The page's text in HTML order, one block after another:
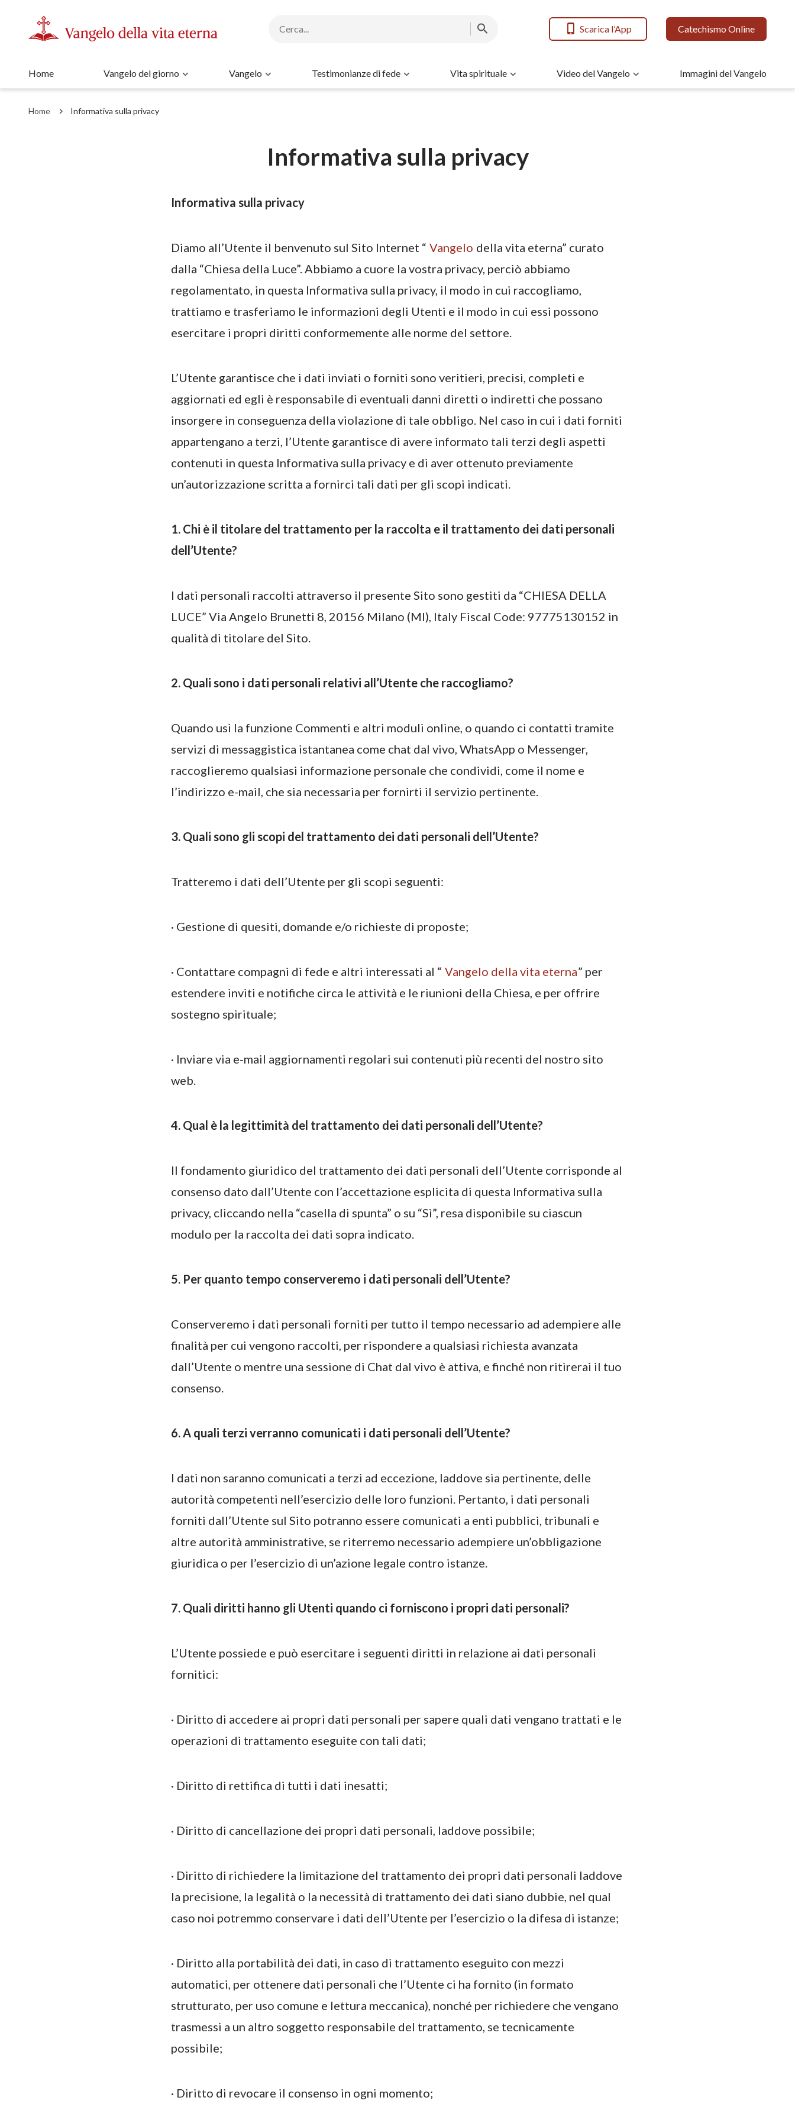
Scarica l’App Catechismo Online
Home Vangelo del giorno Vangelo Testimonianze di fede Vita spirituale Video del Vangelo Immagini del Vangelo
Home Informativa sulla privacy
Informativa sulla privacy
Informativa sulla privacy
Diamo all’Utente il benvenuto sul Sito Internet “ Vangelo della vita eterna” curato
dalla “Chiesa della Luce”. Abbiamo a cuore la vostra privacy, perciò abbiamo
regolamentato, in questa Informativa sulla privacy, il modo in cui raccogliamo,
trattiamo e trasferiamo le informazioni degli Utenti e il modo in cui essi possono
esercitare i propri diritti conformemente alle norme del settore.
L’Utente garantisce che i dati inviati o forniti sono veritieri, precisi, completi e
aggiornati ed egli è responsabile di eventuali danni diretti o indiretti che possano
insorgere in conseguenza della violazione di tale obbligo. Nel caso in cui i dati forniti
appartengano a terzi, l’Utente garantisce di avere informato tali terzi degli aspetti
contenuti in questa Informativa sulla privacy e di aver ottenuto previamente
un’autorizzazione scritta a fornirci tali dati per gli scopi indicati.
1. Chi è il titolare del trattamento per la raccolta e il trattamento dei dati personali
dell’Utente?
I dati personali raccolti attraverso il presente Sito sono gestiti da “CHIESA DELLA
LUCE” Via Angelo Brunetti 8, 20156 Milano (MI), Italy Fiscal Code: 97775130152 in
qualità di titolare del Sito.
2. Quali sono i dati personali relativi all’Utente che raccogliamo?
Quando usi la funzione Commenti e altri moduli online, o quando ci contatti tramite
servizi di messaggistica istantanea come chat dal vivo, WhatsApp o Messenger,
raccoglieremo qualsiasi informazione personale che condividi, come il nome e
l’indirizzo e-mail, che sia necessaria per fornirti il servizio pertinente.
3. Quali sono gli scopi del trattamento dei dati personali dell’Utente?
Tratteremo i dati dell’Utente per gli scopi seguenti:
· Gestione di quesiti, domande e/o richieste di proposte;
· Contattare compagni di fede e altri interessati al “ Vangelo della vita eterna” per
estendere inviti e notifiche circa le attività e le riunioni della Chiesa, e per offrire
sostegno spirituale;
· Inviare via e-mail aggiornamenti regolari sui contenuti più recenti del nostro sito
web.
4. Qual è la legittimità del trattamento dei dati personali dell’Utente?
Il fondamento giuridico del trattamento dei dati personali dell’Utente corrisponde al
consenso dato dall’Utente con l’accettazione esplicita di questa Informativa sulla
privacy, cliccando nella “casella di spunta” o su “Sì”, resa disponibile su ciascun
modulo per la raccolta dei dati sopra indicato.
5. Per quanto tempo conserveremo i dati personali dell’Utente?
Conserveremo i dati personali forniti per tutto il tempo necessario ad adempiere alle
finalità per cui vengono raccolti, per rispondere a qualsiasi richiesta avanzata
dall’Utente o mentre una sessione di Chat dal vivo è attiva, e finché non ritirerai il tuo
consenso.
6. A quali terzi verranno comunicati i dati personali dell’Utente?
I dati non saranno comunicati a terzi ad eccezione, laddove sia pertinente, delle
autorità competenti nell’esercizio delle loro funzioni. Pertanto, i dati personali
forniti dall’Utente sul Sito potranno essere comunicati a enti pubblici, tribunali e
altre autorità amministrative, se riterremo necessario adempiere un’obbligazione
giuridica o per l’esercizio di un’azione legale contro istanze.
7. Quali diritti hanno gli Utenti quando ci forniscono i propri dati personali?
L’Utente possiede e può esercitare i seguenti diritti in relazione ai dati personali
fornitici:
· Diritto di accedere ai propri dati personali per sapere quali dati vengano trattati e le
operazioni di trattamento eseguite con tali dati;
· Diritto di rettifica di tutti i dati inesatti;
· Diritto di cancellazione dei propri dati personali, laddove possibile;
· Diritto di richiedere la limitazione del trattamento dei propri dati personali laddove
la precisione, la legalità o la necessità di trattamento dei dati siano dubbie, nel qual
caso noi potremmo conservare i dati dell’Utente per l’esercizio o la difesa di istanze;
· Diritto alla portabilità dei dati, in caso di trattamento eseguito con mezzi
automatici, per ottenere dati personali che l’Utente ci ha fornito (in formato
strutturato, per uso comune e lettura meccanica), nonché per richiedere che vengano
trasmessi a un altro soggetto responsabile del trattamento, se tecnicamente
possibile;
· Diritto di revocare il consenso in ogni momento;